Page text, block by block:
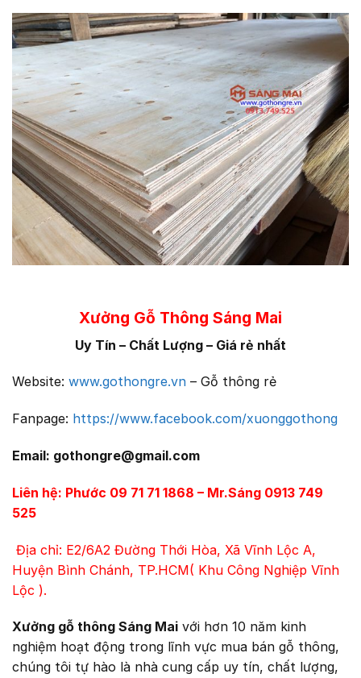
Xưởng Gỗ Thông Sáng Mai
Uy Tín – Chất Lượng – Giá rẻ nhất
Website: www.gothongre.vn – Gỗ thông rẻ
Fanpage: https://www.facebook.com/xuonggothong
Email: gothongre@gmail.com
Liên hệ: Phước 09 71 71 1868 – Mr.Sáng 0913 749
525
Địa chỉ: E2/6A2 Đường Thới Hòa, Xã Vĩnh Lộc A,
Huyện Bình Chánh, TP.HCM( Khu Công Nghiệp Vĩnh
Lộc ).
Xưởng gỗ thông Sáng Mai với hơn 10 năm kinh
nghiệm hoạt động trong lĩnh vực mua bán gỗ thông,
chúng tôi tự hào là nhà cung cấp uy tín, chất lượng,